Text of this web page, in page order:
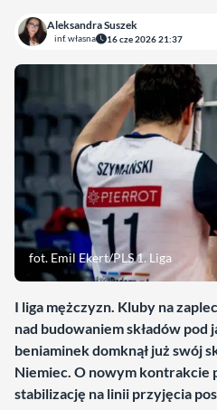
Aleksandra Suszek
inf. własna 16 cze 2026 21:37
fot. Emil Ekert/PLS 1. Liga
I liga mężczyzn. Kluby na
nad budowaniem składów pod
beniaminek domknął już swój
Niemiec. O nowym kontrakcie
stabilizację na linii przyjęcia